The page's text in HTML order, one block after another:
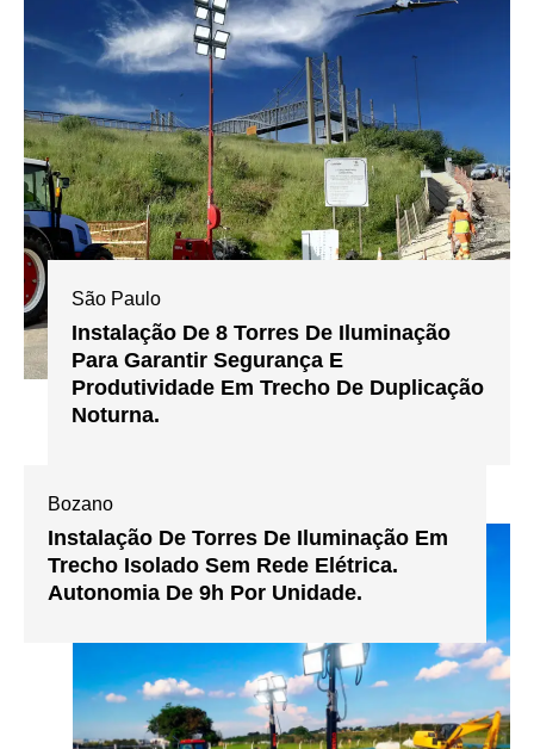
São Paulo
Instalação De 8 Torres De Iluminação
Para Garantir Segurança E
Produtividade Em Trecho De Duplicação
Noturna.
Bozano
Instalação De Torres De Iluminação Em
Trecho Isolado Sem Rede Elétrica.
Autonomia De 9h Por Unidade.